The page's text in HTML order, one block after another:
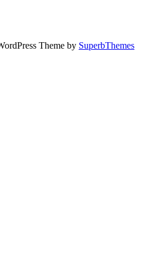
Theme by SuperbThemes